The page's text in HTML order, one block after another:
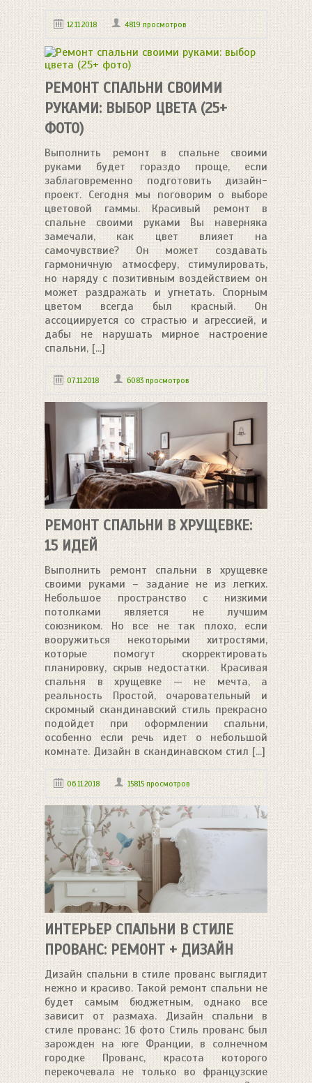
12.11.2018 4819 просмотров
РЕМОНТ СПАЛЬНИ СВОИМИ
РУКАМИ: ВЫБОР ЦВЕТА (25+
ФОТО)
Выполнить ремонт в спальне своими
руками будет гораздо проще, если
заблаговременно подготовить дизайн-
проект. Сегодня мы поговорим о выборе
цветовой гаммы. Красивый ремонт в
спальне своими руками Вы наверняка
замечали, как цвет влияет на
самочувствие? Он может создавать
гармоничную атмосферу, стимулировать,
но наряду с позитивным воздействием он
может раздражать и угнетать. Спорным
цветом всегда был красный. Он
ассоциируется со страстью и агрессией, и
дабы не нарушать мирное настроение
спальни, [...]
07.11.2018 6083 просмотров
РЕМОНТ СПАЛЬНИ В ХРУЩЕВКЕ:
15 ИДЕЙ
Выполнить ремонт спальни в хрущевке
своими руками – задание не из легких.
Небольшое пространство с низкими
потолками является не лучшим
союзником. Но все не так плохо, если
вооружиться некоторыми хитростями,
которые помогут скорректировать
планировку, скрыв недостатки. Красивая
спальня в хрущевке — не мечта, а
реальность Простой, очаровательный и
скромный скандинавский стиль прекрасно
подойдет при оформлении спальни,
особенно если речь идет о небольшой
комнате. Дизайн в скандинавском стил [...]
06.11.2018 15815 просмотров
ИНТЕРЬЕР СПАЛЬНИ В СТИЛЕ
ПРОВАНС: РЕМОНТ + ДИЗАЙН
Дизайн спальни в стиле прованс выглядит
нежно и красиво. Такой ремонт спальни не
будет самым бюджетным, однако все
зависит от размаха. Дизайн спальни в
стиле прованс: 16 фото Стиль прованс был
зарожден на юге Франции, в солнечном
городке Прованс, красота которого
перекочевала не только во французские